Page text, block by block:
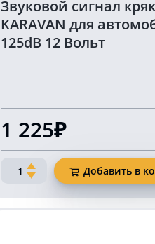
Звуковой сигнал
KARAVAN для
125dB 12 Вольт
1 225₽
Количество
Звуковой
сигнал
Добавить в